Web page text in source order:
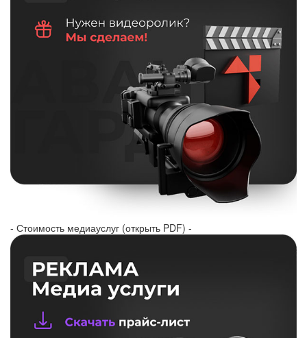
- Стоимость медиауслуг (открыть PDF) -